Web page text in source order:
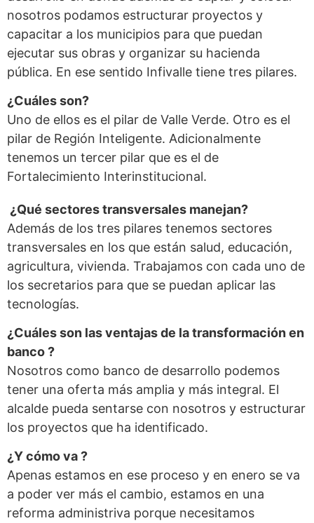
nosotros podamos estructurar proyectos y
capacitar a los municipios para que puedan
ejecutar sus obras y organizar su hacienda
pública. En ese sentido Infivalle tiene tres pilares.
¿Cuáles son?
Uno de ellos es el pilar de Valle Verde. Otro es el
pilar de Región Inteligente. Adicionalmente
tenemos un tercer pilar que es el de
Fortalecimiento Interinstitucional.
¿Qué sectores transversales manejan?
Además de los tres pilares tenemos sectores
transversales en los que están salud, educación,
agricultura, vivienda. Trabajamos con cada uno de
los secretarios para que se puedan aplicar las
tecnologías.
¿Cuáles son las ventajas de la transformación en
banco ?
Nosotros como banco de desarrollo podemos
tener una oferta más amplia y más integral. El
alcalde pueda sentarse con nosotros y estructurar
los proyectos que ha identificado.
¿Y cómo va ?
Apenas estamos en ese proceso y en enero se va
a poder ver más el cambio, estamos en una
reforma administriva porque necesitamos